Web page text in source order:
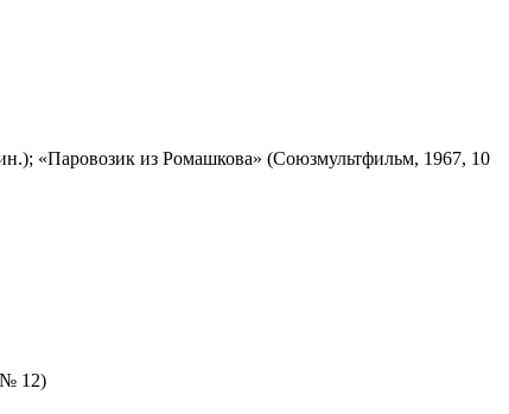
«Паровозик из Ромашкова» (Союзмультфильм, 1967, 10
№ 12)